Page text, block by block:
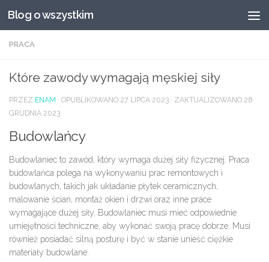
Przeskocz do treści
Blog o wszystkim
PRACA
Które zawody wymagają męskiej siły
PRZEZ ENAM · OPUBLIKOWANO 27 LIPCA 2023 · ZAKTUALIZOWANO 28
GRUDNIA 2023
Budowlańcy
Budowlaniec to zawód, który wymaga dużej siły fizycznej. Praca
budowlańca polega na wykonywaniu prac remontowych i
budowlanych, takich jak układanie płytek ceramicznych,
malowanie ścian, montaż okien i drzwi oraz inne prace
wymagające dużej siły. Budowlaniec musi mieć odpowiednie
umiejętności techniczne, aby wykonać swoją pracę dobrze. Musi
również posiadać silną posturę i być w stanie unieść ciężkie
materiały budowlane.